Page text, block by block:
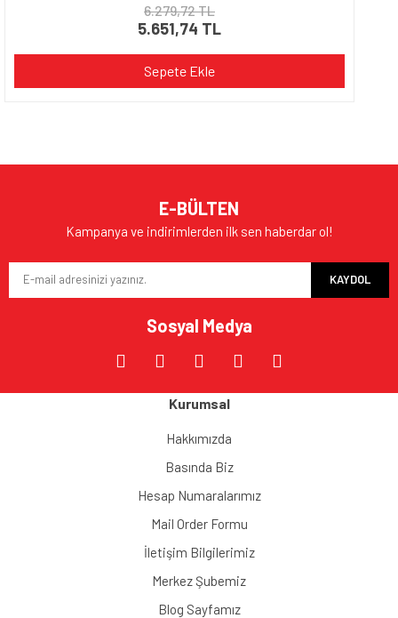
6.279,72 TL
5.651,74 TL
Sepete Ekle
E-BÜLTEN
Kampanya ve indirimlerden ilk sen haberdar ol!
KAYDOL
Sosyal Medya
Kurumsal
Hakkımızda
Basında Biz
Hesap Numaralarımız
Mail Order Formu
İletişim Bilgilerimiz
Merkez Şubemiz
Blog Sayfamız